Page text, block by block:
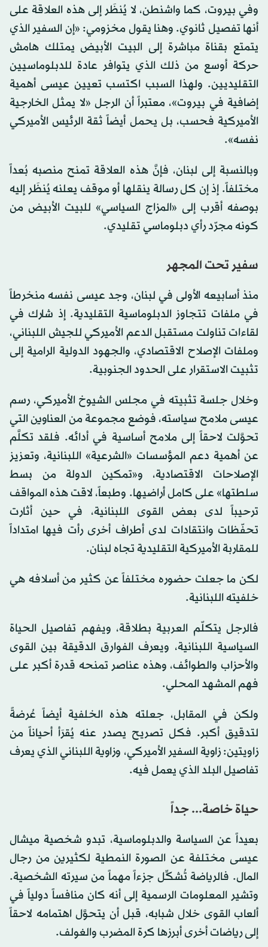
وفي بيروت، كما واشنطن، لا يُنظَر إلى هذه العلاقة على
أنها تفصيل ثانوي. وهنا يقول مخزومي: «إن السفير الذي
يتمتع بقناة مباشرة إلى البيت الأبيض يمتلك هامش
حركة أوسع من ذلك الذي يتوافر عادة للدبلوماسيين
التقليديين. ولهذا السبب اكتسب تعيين عيسى أهمية
إضافية في بيروت»، معتبراً أن الرجل «لا يمثل الخارجية
الأميركية فحسب، بل يحمل أيضاً ثقة الرئيس الأميركي
نفسه».
وبالنسبة إلى لبنان، فإنَّ هذه العلاقة تمنح منصبه بُعداً
مختلفاً. إذ إن كل رسالة ينقلها أو موقف يعلنه يُنظَر إليه
بوصفه أقرب إلى «المزاج السياسي» للبيت الأبيض من
كونه مجرّد رأي دبلوماسي تقليدي.
سفير تحت المجهر
منذ أسابيعه الأولى في لبنان، وجد عيسى نفسه منخرطاً
في ملفات تتجاوز الدبلوماسية التقليدية. إذ شارك في
لقاءات تناولت مستقبل الدعم الأميركي للجيش اللبناني،
وملفات الإصلاح الاقتصادي، والجهود الدولية الرامية إلى
تثبيت الاستقرار على الحدود الجنوبية.
وخلال جلسة تثبيته في مجلس الشيوخ الأميركي، رسم
عيسى ملامح سياسته، فوضع مجموعة من العناوين التي
تحوَّلت لاحقاً إلى ملامح أساسية في أدائه. فلقد تكلَّم
عن أهمية دعم المؤسسات «الشرعية» اللبنانية، وتعزيز
الإصلاحات الاقتصادية، و«تمكين الدولة من بسط
سلطتها» على كامل أراضيها. وطبعاً، لاقت هذه المواقف
ترحيباً لدى بعض القوى اللبنانية، في حين أثارت
تحفّظات وانتقادات لدى أطراف أخرى رأت فيها امتداداً
للمقاربة الأميركية التقليدية تجاه لبنان.
لكن ما جعلت حضوره مختلفاً عن كثير من أسلافه هي
خلفيته اللبنانية.
فالرجل يتكلّم العربية بطلاقة، ويفهم تفاصيل الحياة
السياسية اللبنانية، ويعرف الفوارق الدقيقة بين القوى
والأحزاب والطوائف، وهذه عناصر تمنحه قدرة أكبر على
فهم المشهد المحلي.
ولكن في المقابل، جعلته هذه الخلفية أيضاً عُرضةً
لتدقيق أكبر. فكل تصريح يصدر عنه يُقرَأ أحياناً من
زاويتين: زاوية السفير الأميركي، وزاوية اللبناني الذي يعرف
تفاصيل البلد الذي يعمل فيه.
حياة خاصة... جداً
بعيداً عن السياسة والدبلوماسية، تبدو شخصية ميشال
عيسى مختلفة عن الصورة النمطية لكثيرين من رجال
المال. فالرياضة تُشكِّل جزءاً مهماً من سيرته الشخصية.
وتشير المعلومات الرسمية إلى أنه كان منافساً دولياً في
ألعاب القوى خلال شبابه، قبل أن يتحوَّل اهتمامه لاحقاً
إلى رياضات أخرى أبرزها كرة المضرب والغولف.